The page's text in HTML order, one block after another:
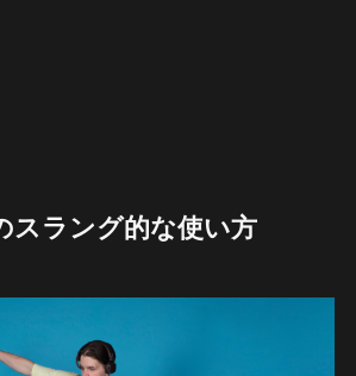
スラング的な使い方